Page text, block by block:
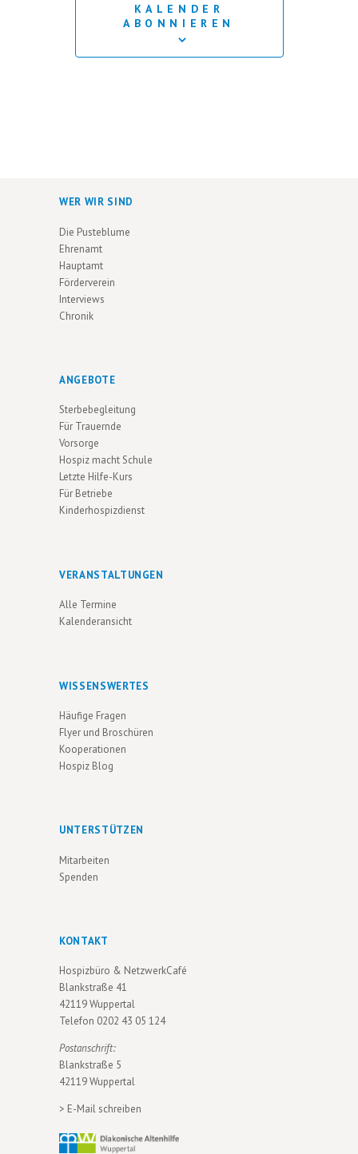
KALENDER
ABONNIEREN
WER WIR SIND
Die Pusteblume
Ehrenamt
Hauptamt
Förderverein
Interviews
Chronik
ANGEBOTE
Sterbebegleitung
Für Trauernde
Vorsorge
Hospiz macht Schule
Letzte Hilfe-Kurs
Für Betriebe
Kinderhospizdienst
VERANSTALTUNGEN
Alle Termine
Kalenderansicht
WISSENSWERTES
Häufige Fragen
Flyer und Broschüren
Kooperationen
Hospiz Blog
UNTERSTÜTZEN
Mitarbeiten
Spenden
KONTAKT
Hospizbüro & NetzwerkCafé
Blankstraße 41
42119 Wuppertal
Telefon 0202 43 05 124
Postanschrift:
Blankstraße 5
42119 Wuppertal
> E-Mail schreiben